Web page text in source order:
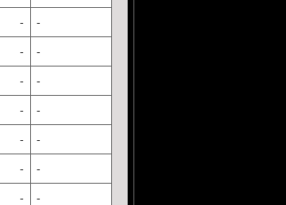
- -
- -
- -
- -
- -
- -
- -